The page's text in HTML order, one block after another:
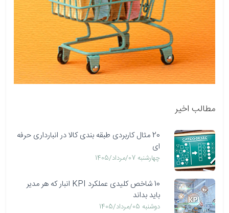
مطالب اخیر
20 مثال کاربردی طبقه بندی کالا در انبارداری حرفه
ای
چهارشنبه 07/مرداد/1405
10 شاخص کلیدی عملکرد KPI انبار که هر مدیر
باید بداند
دوشنبه 05/مرداد/1405